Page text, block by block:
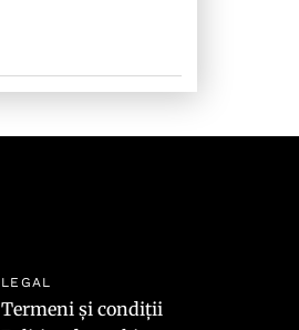
LEGAL
Termeni și condiții